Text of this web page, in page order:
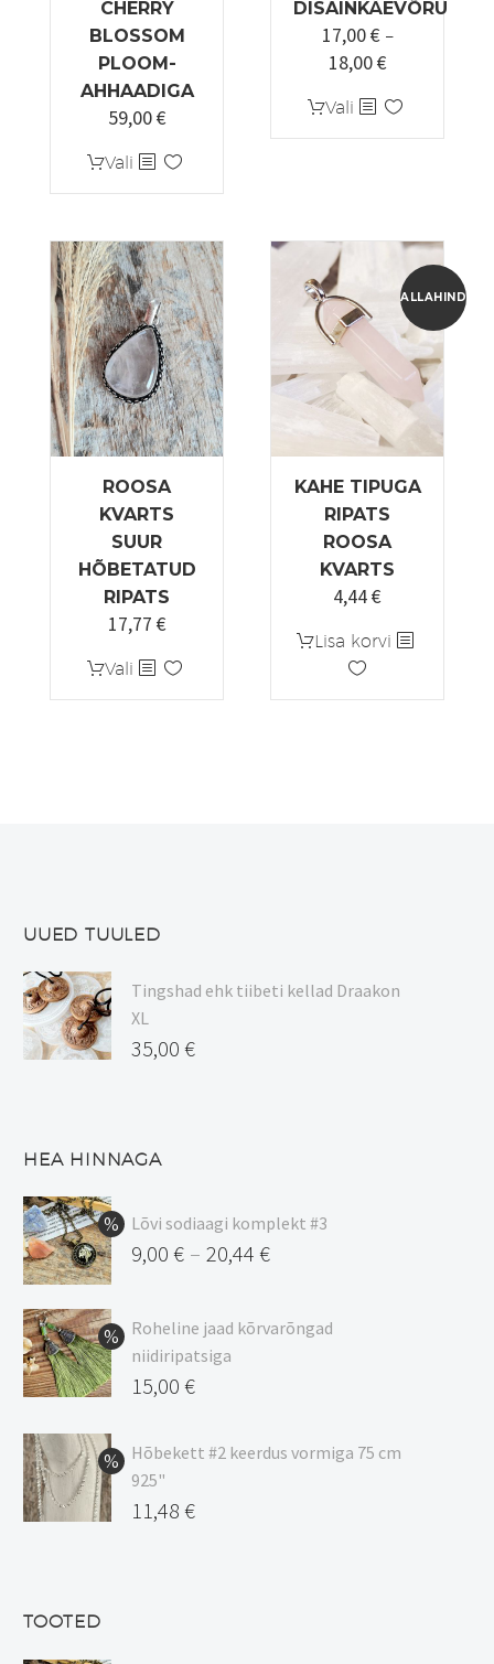
CHERRY
BLOSSOM
PLOOM-
AHHAADIGA
59,00€
Vali Sellel
tootel
mitu
varianti.
Valikuid
saab
teha
tootelehel.
DISAINKÄEVÕRU
17,00€ –
18,00€
kuni
18,00 €
Vali Sellel
tootel
Valikuid
teha
tootelehel.
ROOSA
KVARTS
SUUR
HÕBETATUD
RIPATS
17,77 €
Vali Sellel
tootel
ALLAHINDLUS!
KAHE TIPUGA
RIPATS
ROOSA
KVARTS
Algne
oli:
5,55 €.
4,44€Praegune
on:
Lisa korvi
UUED TUULED
Tingshad ehk tiibeti kellad Draakon
XL
35,00 €
HEA HINNAGA
Lõvi sodiaagi komplekt #3
9,00 € – 20,44 €
9,00 €
kuni
20,44 €
Roheline jaad kõrvarõngad
niidiripatsiga
Algne
oli:
17,00 €.
15,00 €
hind
on:
15,00 €.
Hõbekett #2 keerdus vormiga 75 cm
925"
Algne
11,48 €
TOOTED